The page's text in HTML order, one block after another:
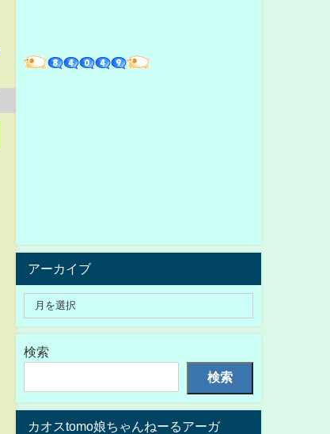
アーカイブ
検索
検索
カオスtomo娘ちゃんねーるアーガ